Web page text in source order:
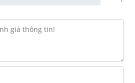
tế bào mới khỏe mạnh hơn.
đoạn tiền mãn kinh.